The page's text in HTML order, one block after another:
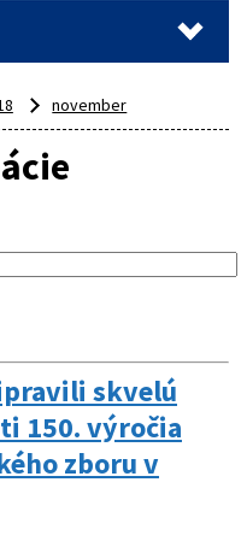
november
skvelú
150. výročia
zboru v